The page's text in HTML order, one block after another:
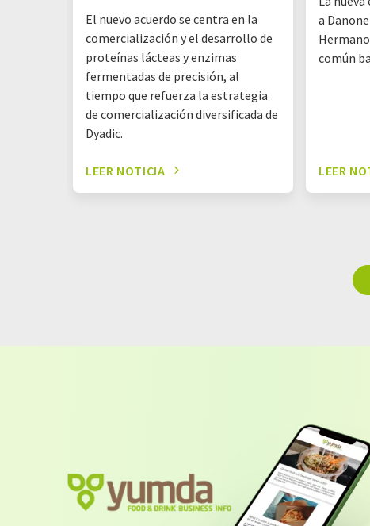
El nuevo acuerdo se centra en la
comercialización y el desarrollo de
proteínas lácteas y enzimas
fermentadas de precisión, al
tiempo que refuerza la estrategia
de comercialización diversificada de
Dyadic.
LEER NOTICIA
a
común
LEER